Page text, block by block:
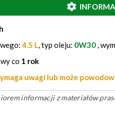
4.5 L, typ oleju: 0W30 ,
co 1 rok
uwagi lub może
informacji z materiałów